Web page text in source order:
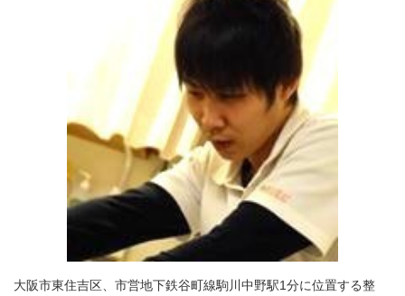
大阪市東住吉区、市営地下鉄谷町線駒川中野駅1分に位置する整